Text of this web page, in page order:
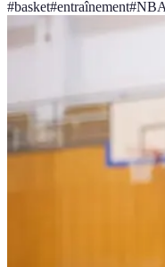
#basket#entraînement#NBA